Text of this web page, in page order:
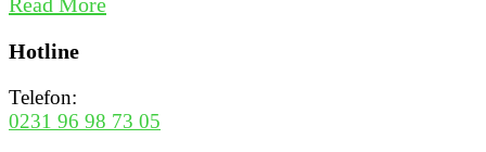
Hotline
Telefon:
0231 96 98 73 05